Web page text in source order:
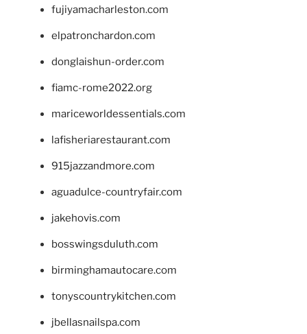
fujiyamacharleston.com
elpatronchardon.com
donglaishun-order.com
fiamc-rome2022.org
mariceworldessentials.com
lafisheriarestaurant.com
915jazzandmore.com
aguadulce-countryfair.com
jakehovis.com
bosswingsduluth.com
birminghamautocare.com
tonyscountrykitchen.com
jbellasnailspa.com